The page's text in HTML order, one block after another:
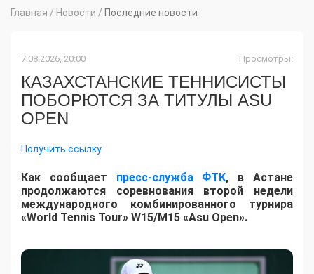
Главная / Новости / Последние новости
7.08.2026, 20:00 Просмотры:
КАЗАХСТАНСКИЕ ТЕННИСИСТЫ
ПОБОРЮТСЯ ЗА ТИТУЛЫ ASU
OPEN
Получить ссылку
Как сообщает пресс-служба ФТК, в Астане
продолжаются соревнования второй недели
международного комбинированного турнира
«World Tennis Tour» W15/M15 «Asu Open».